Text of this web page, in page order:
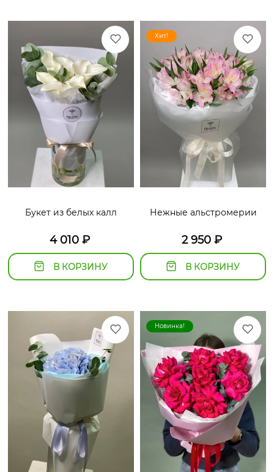
Букет из белых калл
4 010₽
В КОРЗИНУ
Хит!
Нежные альстромерии
2 950₽
В КОРЗИНУ
Новинка!